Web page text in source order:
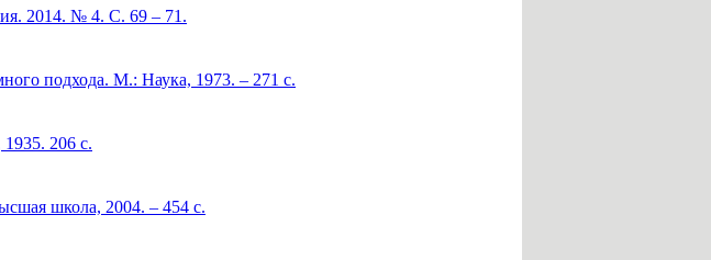
2014. № 4. С. 69 – 71.
подхода. М.: Наука, 1973. – 271 с.
206 с.
школа, 2004. – 454 с.